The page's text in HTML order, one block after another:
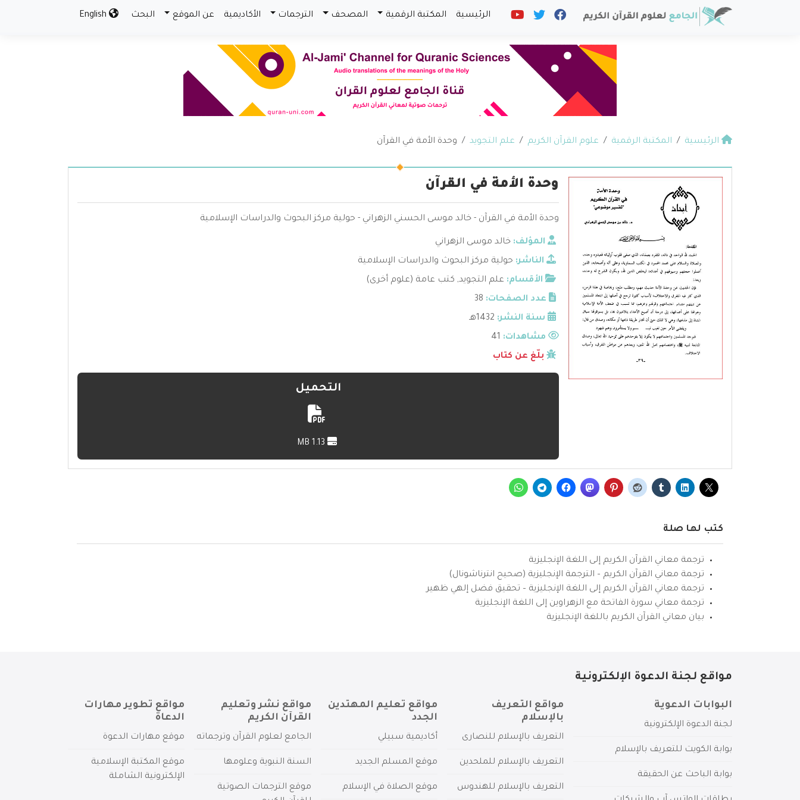
الرئيسية المكتبة الرقمية المصحف الترجمات الأكاديمية عن الموقع البحث
الرئيسية المكتبة الرقمية علوم القرآن الكريم علم التجويد وحدة الأمة في القرآن
وحدة الأمة في القرآن
وحدة الأمة في القرآن - خالد موسى الحسني الزهراني - حولية مركز البحوث والدراسات الإسلامية
المؤلف: خالد موسى الزهراني
الناشر: حولية مركز البحوث والدراسات الإسلامية
الأقسام: علم التجويد, كتب عامة (علوم أخرى)
عدد الصفحات: 38
سنة النشر: 1432هـ
مشاهدات:
بلّغ عن كتاب
التحميل
كتب لها صلة
ترجمة معاني القرآن الكريم إلى اللغة الإنجليزية
ترجمة معاني القرآن الكريم – الترجمة الإنجليزية (صحيح انترناشونال)
ترجمة معاني القرآن الكريم إلى اللغة الإنجليزية – تحقيق فضل إلهي ظهير
ترجمة معاني سورة الفاتحة مع الزهراوين إلى اللغة الإنجليزية
بيان معاني القرآن الكريم باللغة الإنجليزية
مواقع لجنة الدعوة الإلكترونية
البوابات الدعوية
لجنة الدعوة الإلكترونية
بوابة الكويت للتعريف بالإسلام
بوابة الباحث عن الحقيقة
مواقع التعريف
بالإسلام
التعريف بالإسلام للنصارى
التعريف بالإسلام للملحدين
التعريف بالإسلام للهندوس
مواقع تعليم المهتدين
الجدد
أكاديمية سبيلي
موقع المسلم الجديد
موقع الصلاة في الإسلام
مواقع نشر وتعليم
القرآن الكريم
الجامع لعلوم القرآن وترجماته
السنة النبوية وعلومها
موقع الترجمات الصوتية
مواقع تطوير مهارات
الدعاة
موقع مهارات الدعوة
موقع المكتبة الإسلامية
الإلكترونية الشاملة